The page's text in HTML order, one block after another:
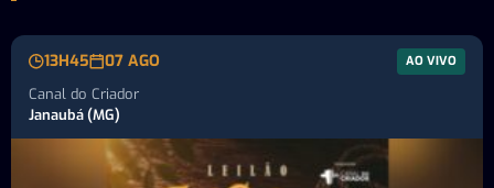
13H45 07 AGO AO VIVO
Canal do Criador
Janaubá (MG)